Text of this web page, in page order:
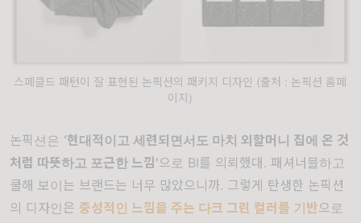
스페클드 패턴이 잘 표현된 논픽션의 패키지 디자인 (출처 : 논픽션 홈페
이지)
논픽션은 ‘현대적이고 세련되면서도 마치 외할머니 집에 온 것
처럼 따뜻하고 포근한 느낌’으로 BI를 의뢰했대. 패셔너블하고
쿨해 보이는 브랜드는 너무 많았으니까. 그렇게 탄생한 논픽션
의 디자인은 중성적인 느낌을 주는 다크 그린 컬러를 기반으로